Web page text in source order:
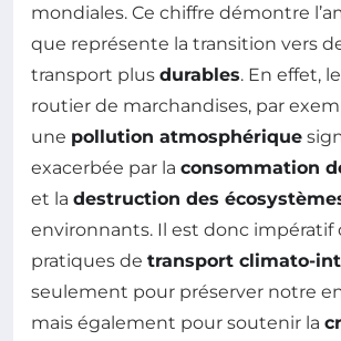
mondiales. Ce chiffre démontre
que représente la transition vers
transport plus durables. En effet,
routier de marchandises, par
une pollution atmosphérique
exacerbée par la consommation
et la destruction des
environnants. Il est donc impératif
pratiques de transport climato-
seulement pour préserver notre
mais également pour soutenir la